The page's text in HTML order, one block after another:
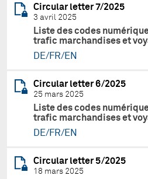
Circular letter 7/2025
3 avril 2025
Liste des codes
trafic marchandises et
DE/FR/EN
Circular letter 6/2025
25 mars 2025
Liste des codes
trafic marchandises et
DE/FR/EN
Circular letter 5/2025
18 mars 2025